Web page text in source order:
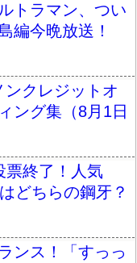
トラマン、つい
編今晩放送！
クレジットオ
ング集（8月1日
票終了！人気
どちらの鋼牙？
ンス！「すっっ